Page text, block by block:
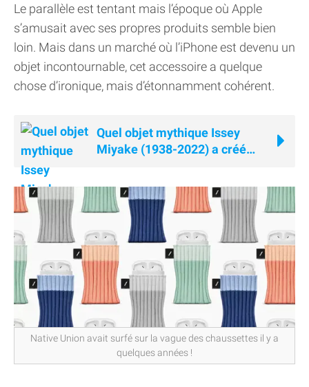
Le parallèle est tentant mais l’époque où Apple
s’amusait avec ses propres produits semble bien
loin. Mais dans un marché où l’iPhone est devenu un
objet incontournable, cet accessoire a quelque
chose d’ironique, mais d’étonnamment cohérent.
Quel objet mythique Issey
Miyake (1938-2022) a créé
Native Union avait surfé sur la vague des chaussettes il y a
quelques années !